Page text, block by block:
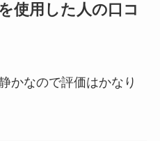
使用した人の口コ
かなので評価はかなり